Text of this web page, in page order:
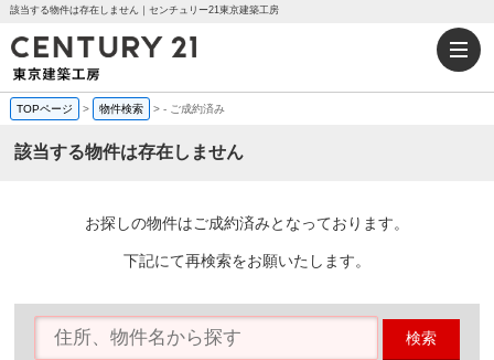
該当する物件は存在しません｜センチュリー21東京建築工房
TOPページ > 物件検索 >- ご成約済み
該当する物件は存在しません
お探しの物件はご成約済みとなっております。
下記にて再検索をお願いたします。
検索